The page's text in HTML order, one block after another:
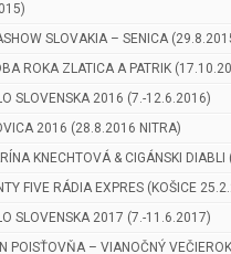
SLOVAKIA – SENICA
ROKA ZLATICA A PATRIK
SLOVENSKA 2016 (7.-12.6.2016)
2016 (28.8.2016 NITRA)
KNECHTOVÁ & CIGÁNSKI
FIVE RÁDIA EXPRES (KOŠICE
SLOVENSKA 2017 (7.-11.6.2017)
POISŤOVŇA – VIANOČNÝ